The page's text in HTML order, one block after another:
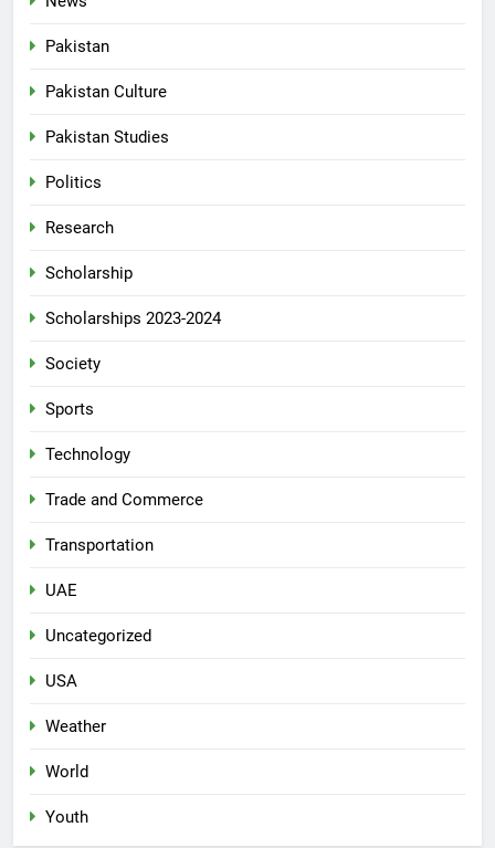
Pakistan
Pakistan Culture
Pakistan Studies
Politics
Research
Scholarship
Scholarships 2023-2024
Society
Sports
Technology
Trade and Commerce
Transportation
UAE
Uncategorized
USA
Weather
World
Youth